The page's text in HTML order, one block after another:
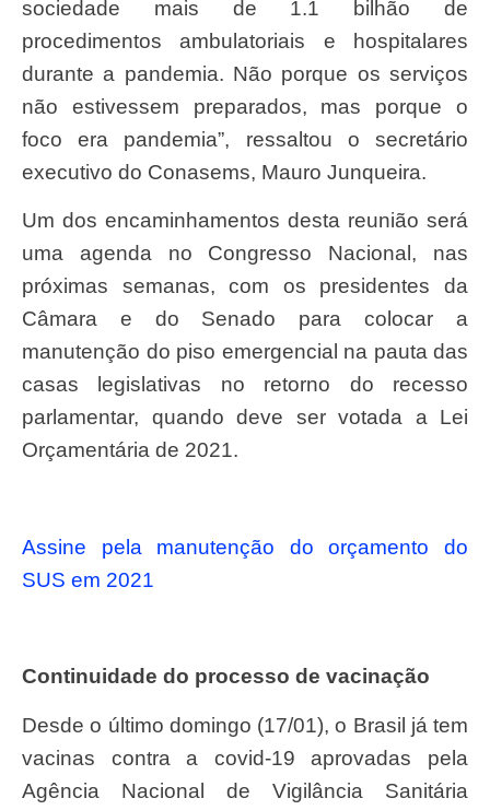
sociedade mais de 1.1 bilhão de
procedimentos ambulatoriais e hospitalares
durante a pandemia. Não porque os serviços
não estivessem preparados, mas porque o
foco era pandemia”, ressaltou o secretário
executivo do Conasems, Mauro Junqueira.
Um dos encaminhamentos desta reunião será
uma agenda no Congresso Nacional, nas
próximas semanas, com os presidentes da
Câmara e do Senado para colocar a
manutenção do piso emergencial na pauta das
casas legislativas no retorno do recesso
parlamentar, quando deve ser votada a Lei
Orçamentária de 2021.
Assine pela manutenção do orçamento do
SUS em 2021
Continuidade do processo de vacinação
Desde o último domingo (17/01), o Brasil já tem
vacinas contra a covid-19 aprovadas pela
Agência Nacional de Vigilância Sanitária